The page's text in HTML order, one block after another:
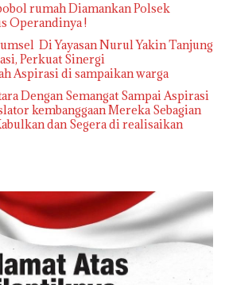
rumah Diamankan Polsek
Operandinya !
Di Yayasan Nurul Yakin Tanjung
Perkuat Sinergi
Aspirasi di sampaikan warga
Dengan Semangat Sampai Aspirasi
kembanggaan Mereka Sebagian
dan Segera di realisaikan